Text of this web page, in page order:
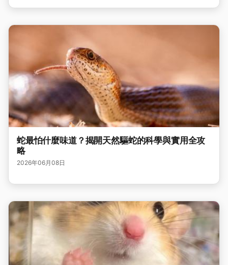
蛇最怕什麼味道？揭開天然驅蛇的科學與實用全攻
略
2026年06月08日